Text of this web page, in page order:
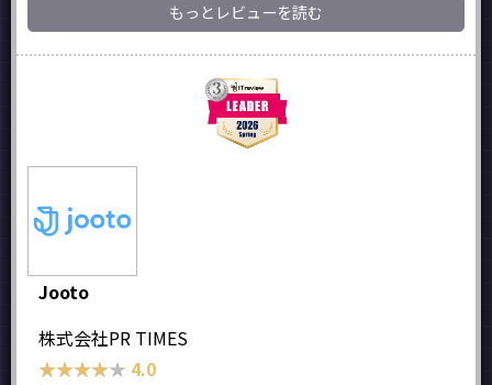
もっとレビューを読む
Jooto
株式会社PR TIMES
★★★★★
★★★★★ 4.0